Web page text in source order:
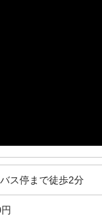
ス停まで徒歩2分